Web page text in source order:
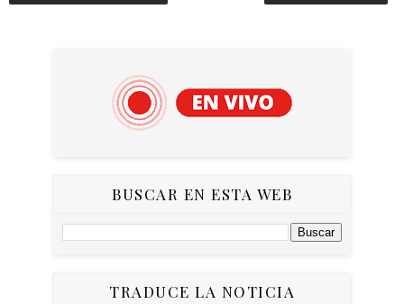
BUSCAR EN ESTA WEB
TRADUCE LA NOTICIA